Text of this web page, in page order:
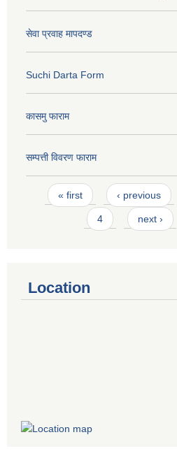
सेवा प्रवाह मापदण्ड
Suchi Darta Form
कासमु फाराम
सम्पत्ती विवरण फाराम
Pages
« first ‹ previous
4 next ›
Location